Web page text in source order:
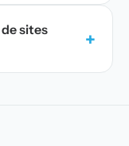
sites
+